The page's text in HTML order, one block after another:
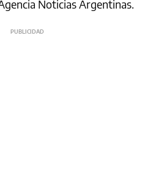
Noticias Argentinas.